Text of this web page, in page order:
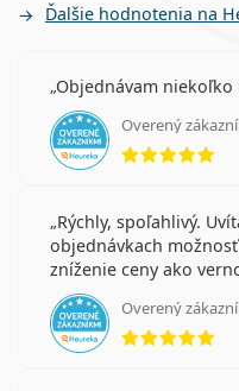
Ďalšie hodnotenia na
Objednávam
Overený
Rýchly, spoľahlivý.
objednávkach
zníženie ceny ako
Overený